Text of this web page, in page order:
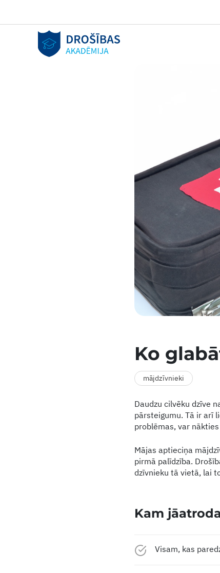
Ko
mājdzīvnieki
Daudzu cilvēku dzīve
pārsteigumu. Tā ir arī
problēmas, var
Mājas aptieciņa
pirmā palīdzība.
dzīvnieku tā vietā, lai
Kam
Visam, kas